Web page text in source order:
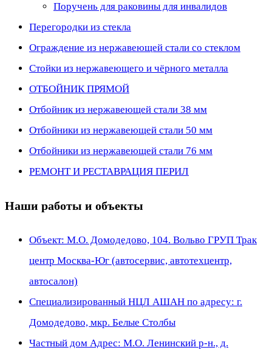
Поручень для раковины для инвалидов
Перегородки из стекла
Ограждение из нержавеющей стали со стеклом
Стойки из нержавеющего и чёрного металла
ОТБОЙНИК ПРЯМОЙ
Отбойник из нержавеющей стали 38 мм
Отбойники из нержавеющей стали 50 мм
Отбойники из нержавеющей стали 76 мм
РЕМОНТ И РЕСТАВРАЦИЯ ПЕРИЛ
Наши работы и объекты
Объект: М.О. Домодедово, 104. Вольво ГРУП Трак
центр Москва-Юг (автосервис, автотехцентр,
автосалон)
Специализированный НЦЛ АШАН по адресу: г.
Домодедово, мкр. Белые Столбы
Частный дом Адрес: М.О. Ленинский р-н., д.